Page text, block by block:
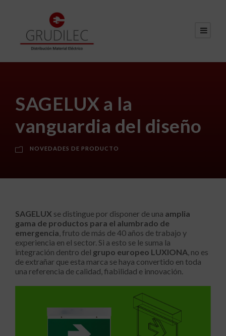
SAGELUX a la
vanguardia del diseño
NOVEDADES DE PRODUCTO
SAGELUX se distingue por disponer de una amplia
gama de productos para el alumbrado de
emergencia, fruto de más de 40 años de trabajo y
experiencia en el sector. Si a esto se le suma la
integración dentro del grupo europeo LUXIONA, no es
de extrañar que esta marca se haya convertido en toda
una referencia de calidad, fiabilidad e innovación.